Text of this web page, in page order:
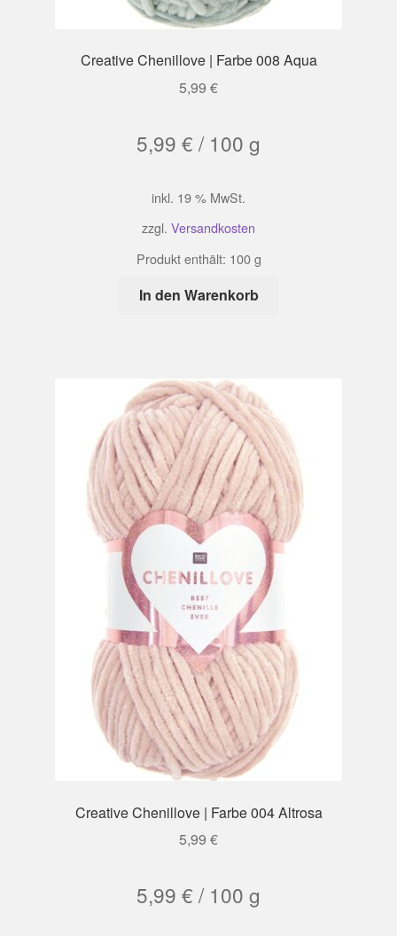
Creative Chenillove | Farbe 008 Aqua
5,99 €
5,99 € / 100 g
inkl. 19 % MwSt.
zzgl. Versandkosten
Produkt enthält: 100g
In den Warenkorb
Creative Chenillove | Farbe 004 Altrosa
5,99 €
5,99 € / 100 g